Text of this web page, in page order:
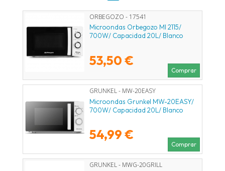
ORBEGOZO - 17541
Microondas Orbegozo MI 2115/
700W/ Capacidad 20L/ Blanco
53,50 €
Comprar
GRUNKEL - MW-20EASY
Microondas Grunkel MW-20EASY/
700W/ Capacidad 20L/ Blanco
54,99 €
Comprar
GRUNKEL - MWG-20GRILL